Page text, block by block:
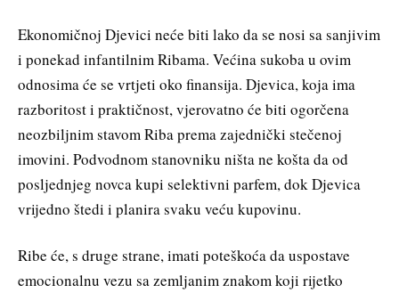
Ekonomičnoj Djevici neće biti lako da se nosi sa sanjivim
i ponekad infantilnim Ribama. Većina sukoba u ovim
odnosima će se vrtjeti oko finansija. Djevica, koja ima
razboritost i praktičnost, vjerovatno će biti ogorčena
neozbiljnim stavom Riba prema zajednički stečenoj
imovini. Podvodnom stanovniku ništa ne košta da od
posljednjeg novca kupi selektivni parfem, dok Djevica
vrijedno štedi i planira svaku veću kupovinu.
Ribe će, s druge strane, imati poteškoća da uspostave
emocionalnu vezu sa zemljanim znakom koji rijetko